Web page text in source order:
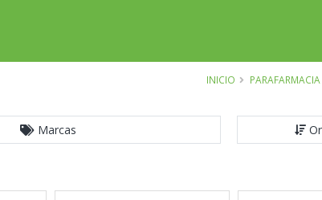
INICIO PARAFARMACIA
Marcas